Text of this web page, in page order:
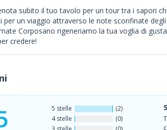
subito il tuo tavolo per un tour tra i sapori
per un viaggio attraverso le note sconfinate
Corposano rigeneriamo la tua voglia di
credere!
5 stelle
(2)
4 stelle
(0)